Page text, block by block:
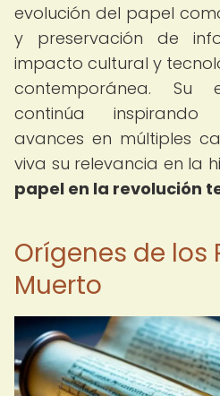
evolución del papel
y preservación de
impacto cultural y
contemporánea. Su
continúa inspirando
avances en múltiples
viva su relevancia en la
papel en la revolución
Orígenes de los
Muerto